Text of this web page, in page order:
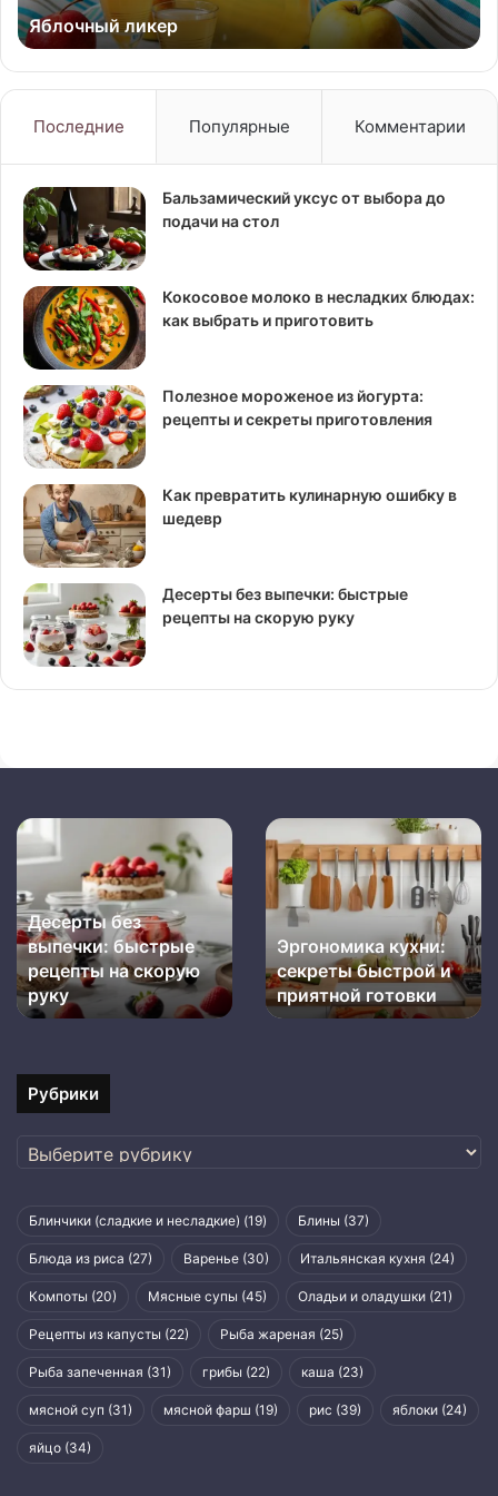
Яблочный ликер
Последние Популярные Комментарии
Бальзамический уксус от выбора до
подачи на стол
Кокосовое молоко в несладких блюдах:
как выбрать и приготовить
Полезное мороженое из йогурта:
рецепты и секреты приготовления
Как превратить кулинарную ошибку в
шедевр
Десерты без выпечки: быстрые
рецепты на скорую руку
Десерты
выпечки:
быстрые
рецепты
на
скорую
руку
Десерты без
выпечки: быстрые
рецепты на скорую
руку
Эргономика
кухни:
секреты
быстрой
приятной
готовки
Эргономика кухни:
секреты быстрой и
приятной готовки
Рубрики
Рубрики
Блинчики (сладкие и несладкие) (19) Блины (37)
Блюда из риса (27) Варенье (30) Итальянская кухня (24)
Компоты (20) Мясные супы (45) Оладьи и оладушки (21)
Рецепты из капусты (22) Рыба жареная (25)
Рыба запеченная (31) грибы (22) каша (23)
мясной суп (31) мясной фарш (19) рис (39) яблоки (24)
яйцо (34)